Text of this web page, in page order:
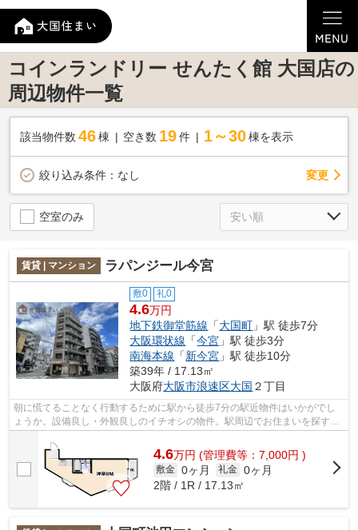
コインランドリー せんたく館 大国店の
周辺物件一覧
該当物件数 46棟 空き数 19 件 1～30 棟を表示
絞り込み条件： なし 変更
空室のみ
賃貸 | マンション ラパンジール今宮
敷0 礼0
4.6万円
地下鉄御堂筋線 「大国町 」駅 徒歩7分
大阪環状線 「今宮 」駅 徒歩3分
南海本線 「新今宮 」駅 徒歩10分
築39年 / 17.13㎡
大阪府大阪市浪速区大国 ２丁目
朝に慌てることなく行動するために駅から徒歩7分の駅近物件はいかがでし
ょうか。設備良し・外観良しのイチオシの物件。駅周辺でお住まいを探すな
4.6万円 (管理費等：7,000円 )
敷金 0ヶ月 礼金 0ヶ月
2階 / 1R / 17.13㎡